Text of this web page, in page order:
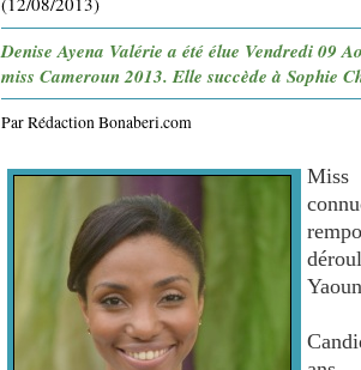
Denise Ayena Valérie a été élue Vendredi 09
miss Cameroun 2013. Elle succède à Sophie
Par Rédaction Bonaberi.com
Miss